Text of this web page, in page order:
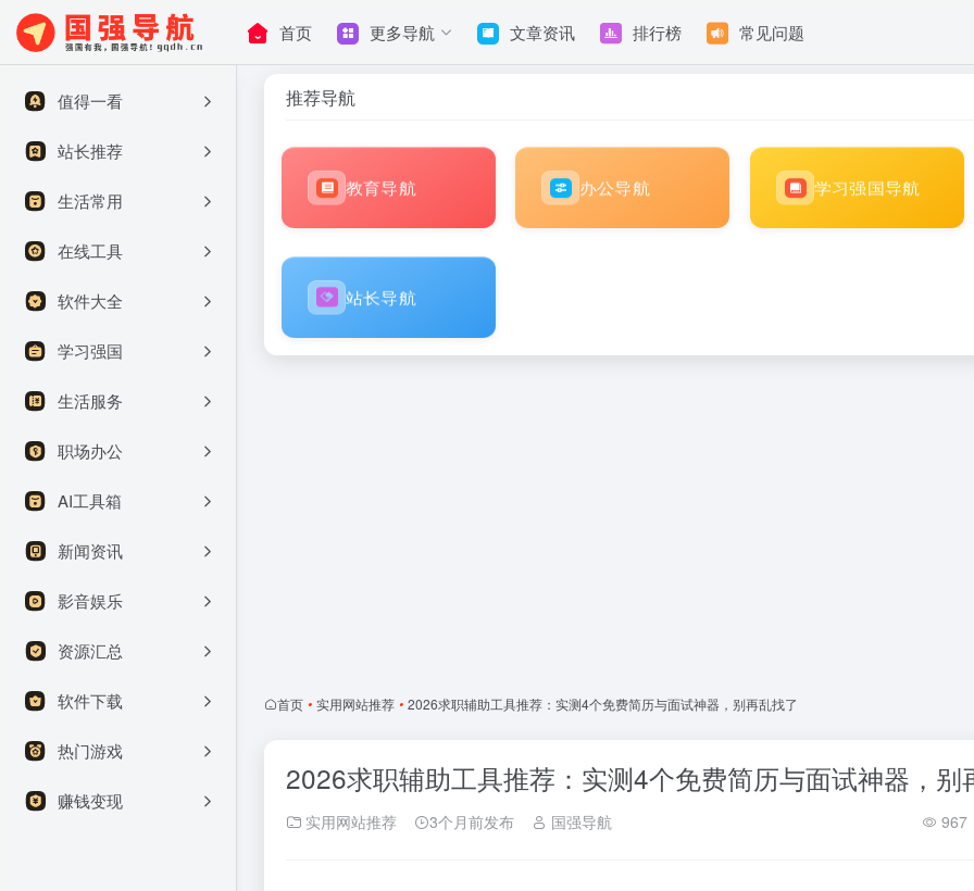
首页 更多导航 文章资讯 排行榜 常见问题
值得一看
站长推荐
生活常用
在线工具
软件大全
学习强国
生活服务
职场办公
AI工具箱
新闻资讯
影音娱乐
资源汇总
软件下载
热门游戏
赚钱变现
推荐导航
教育导航 办公导航 学习强国导航
站长导航
首页 • 实用网站推荐 • 2026求职辅助工具推荐：实测4个免费简历与面试神器，别再乱找了
2026求职辅助工具推荐：实测4个免费简历与面试神器，别
实用网站推荐 3个月前发布 国强导航 967